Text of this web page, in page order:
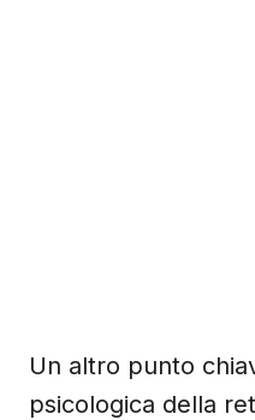
Un altro punto
psicologica della